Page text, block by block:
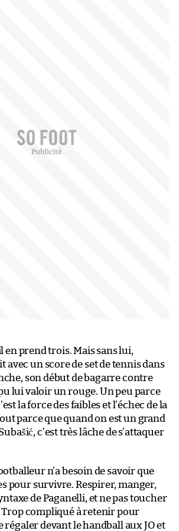
en prend trois. Mais sans lui,
avec un score de set de tennis dans
son début de bagarre contre
lui valoir un rouge. Un peu parce
la force des faibles et l’échec de la
parce que quand on est un grand
c’est très lâche de s’attaquer
n’a besoin de savoir que
pour survivre. Respirer, manger,
de Paganelli, et ne pas toucher
Trop compliqué à retenir pour
régaler devant le handball aux JO et